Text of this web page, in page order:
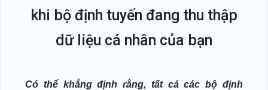
khi bộ định tuyến đang thu thập
dữ liệu cá nhân của bạn
Có thể khẳng định rằng, tất cả các bộ định